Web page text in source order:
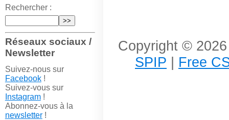
Rechercher :
Réseaux sociaux /
Newsletter
Suivez-nous sur
Facebook!
Suivez-vous sur
Instagram!
Abonnez-vous à la
newsletter!
Copyright ©
SPIP | Free